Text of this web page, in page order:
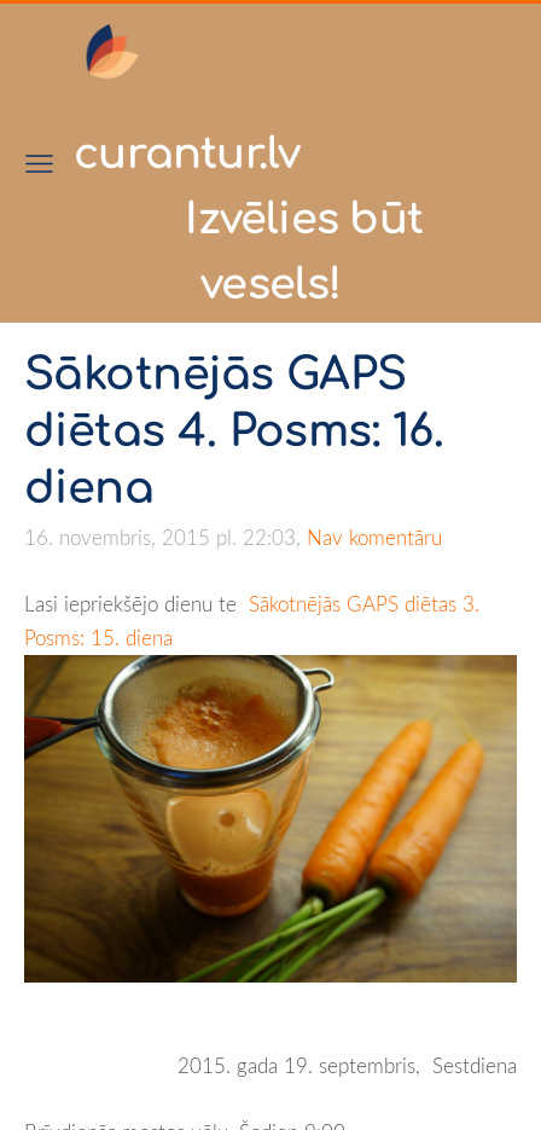
curantur.lv
Izvēlies būt
vesels!
Sākotnējās GAPS
diētas 4. Posms: 16.
diena
16. novembris, 2015 pl. 22:03, Nav komentāru
Lasi iepriekšējo dienu te Sākotnējās GAPS diētas 3.
Posms: 15. diena
2015. gada 19. septembris, Sestdiena